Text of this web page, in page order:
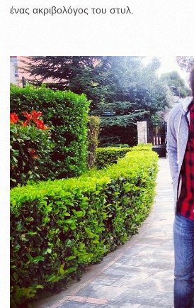
ένας ακριβολόγος του στυλ.